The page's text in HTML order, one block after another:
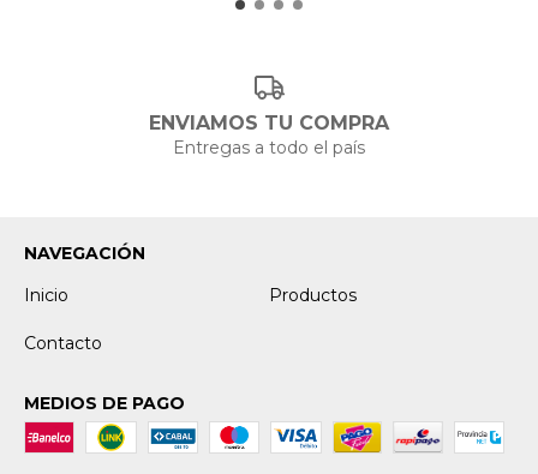
ENVIAMOS TU COMPRA
Entregas a todo el país
NAVEGACIÓN
Inicio
Productos
Contacto
MEDIOS DE PAGO